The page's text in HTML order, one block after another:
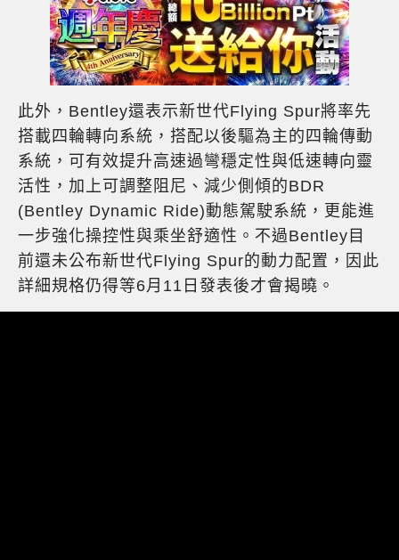
此外，Bentley還表示新世代Flying Spur將率先
搭載四輪轉向系統，搭配以後驅為主的四輪傳動
系統，可有效提升高速過彎穩定性與低速轉向靈
活性，加上可調整阻尼、減少側傾的BDR
(Bentley Dynamic Ride)動態駕駛系統，更能進
一步強化操控性與乘坐舒適性。不過Bentley目
前還未公布新世代Flying Spur的動力配置，因此
詳細規格仍得等6月11日發表後才會揭曉。